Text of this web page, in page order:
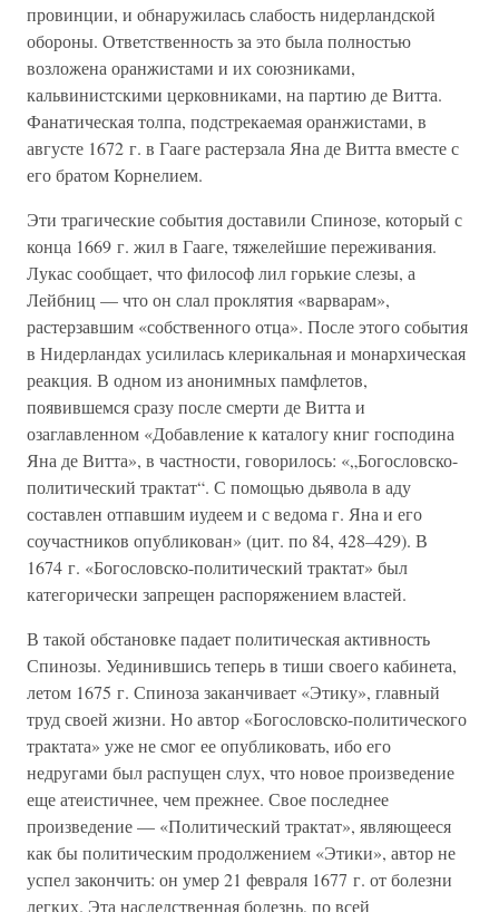
провинции, и обнаружилась слабость нидерландской
обороны. Ответственность за это была полностью
возложена оранжистами и их союзниками,
кальвинистскими церковниками, на партию де Витта.
Фанатическая толпа, подстрекаемая оранжистами, в
августе 1672 г. в Гааге растерзала Яна де Витта вместе с
его братом Корнелием.
Эти трагические события доставили Спинозе, который с
конца 1669 г. жил в Гааге, тяжелейшие переживания.
Лукас сообщает, что философ лил горькие слезы, а
Лейбниц — что он слал проклятия «варварам»,
растерзавшим «собственного отца». После этого события
в Нидерландах усилилась клерикальная и монархическая
реакция. В одном из анонимных памфлетов,
появившемся сразу после смерти де Витта и
озаглавленном «Добавление к каталогу книг господина
Яна де Витта», в частности, говорилось: «„Богословско-
политический трактат“. С помощью дьявола в аду
составлен отпавшим иудеем и с ведома г. Яна и его
соучастников опубликован» (цит. по 84, 428–429). В
1674 г. «Богословско-политический трактат» был
категорически запрещен распоряжением властей.
В такой обстановке падает политическая активность
Спинозы. Уединившись теперь в тиши своего кабинета,
летом 1675 г. Спиноза заканчивает «Этику», главный
труд своей жизни. Но автор «Богословско-политического
трактата» уже не смог ее опубликовать, ибо его
недругами был распущен слух, что новое произведение
еще атеистичнее, чем прежнее. Свое последнее
произведение — «Политический трактат», являющееся
как бы политическим продолжением «Этики», автор не
успел закончить: он умер 21 февраля 1677 г. от болезни
легких. Эта наследственная болезнь, по всей